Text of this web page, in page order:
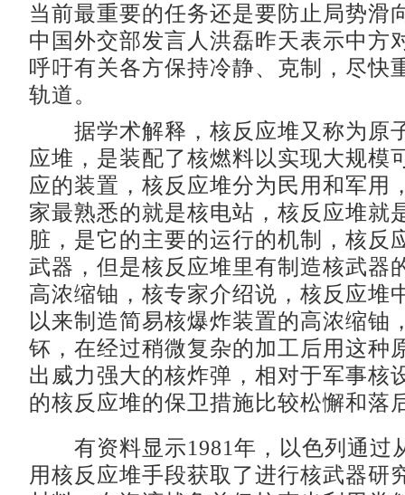
当前最重要的任务还是要防止局势滑
中国外交部发言人洪磊昨天表示中方
呼吁有关各方保持冷静、克制，尽快
轨道。
据学术解释，核反应堆又称为原
应堆，是装配了核燃料以实现大规模
应的装置，核反应堆分为民用和军用
家最熟悉的就是核电站，核反应堆就
脏，是它的主要的运行的机制，核反
武器，但是核反应堆里有制造核武器
高浓缩铀，核专家介绍说，核反应堆
以来制造简易核爆炸装置的高浓缩铀
钚，在经过稍微复杂的加工后用这种
出威力强大的核炸弹，相对于军事核
的核反应堆的保卫措施比较松懈和落
有资料显示1981年，以色列通过
用核反应堆手段获取了进行核武器研